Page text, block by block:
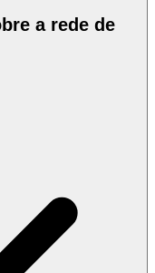
a rede de